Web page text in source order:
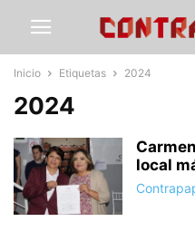
Inicio Etiquetas 2024
2024
local